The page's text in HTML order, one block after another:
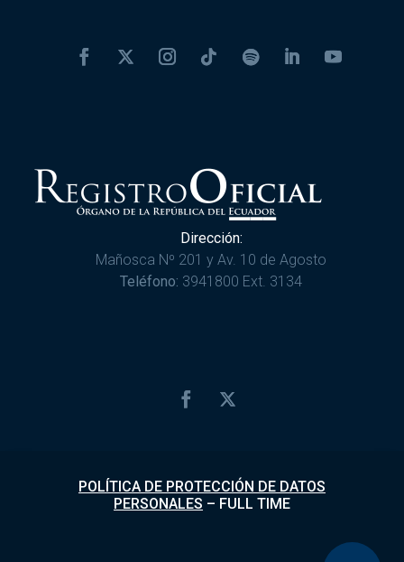
Dirección:
Mañosca Nº 201 y Av. 10 de Agosto
Teléfono: 3941800 Ext. 3134
POLÍTICA DE PROTECCIÓN DE DATOS
PERSONALES – FULL TIME